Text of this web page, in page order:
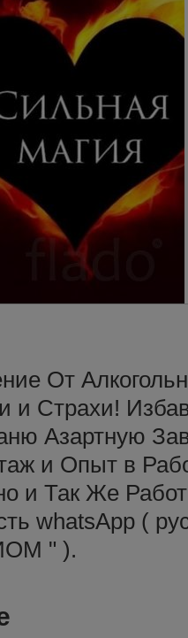
От
и Страхи!
Азартную
и Опыт в
и Так Же
whatsApp (
" ).